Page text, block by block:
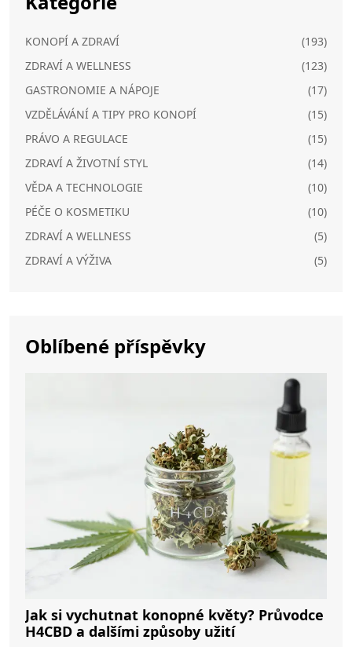
KONOPÍ A ZDRAVÍ
(193)
ZDRAVÍ A WELLNESS
(123)
GASTRONOMIE A NÁPOJE
(17)
VZDĚLÁVÁNÍ A TIPY PRO KONOPÍ
(15)
PRÁVO A REGULACE
(15)
ZDRAVÍ A ŽIVOTNÍ STYL
(14)
VĚDA A TECHNOLOGIE
(10)
PÉČE O KOSMETIKU
(10)
ZDRAVÍ A WELLNESS
(5)
ZDRAVÍ A VÝŽIVA
(5)
Oblíbené příspěvky
Jak si vychutnat konopné květy? Průvodce
H4CBD a dalšími způsoby užití